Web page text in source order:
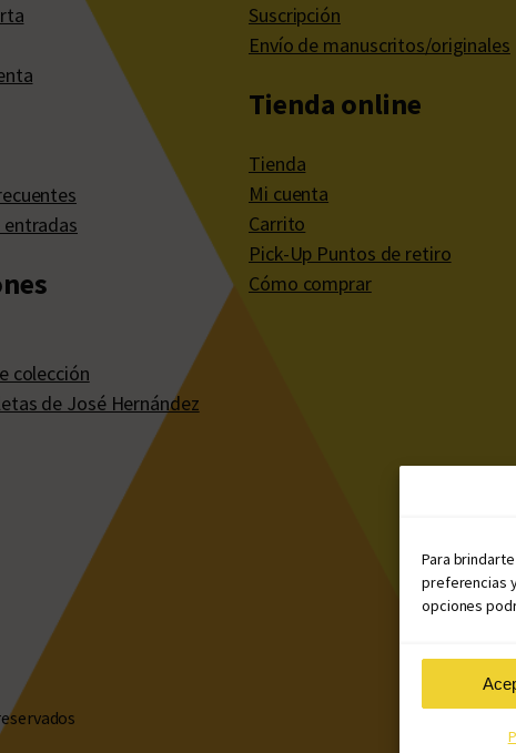
Para
preferencias
opciones
entradas
colección
de José Hernández
Suscripción
Envío de manuscritos/originales
Tienda online
Tienda
Mi cuenta
Carrito
Pick-Up Puntos de retiro
Cómo comprar